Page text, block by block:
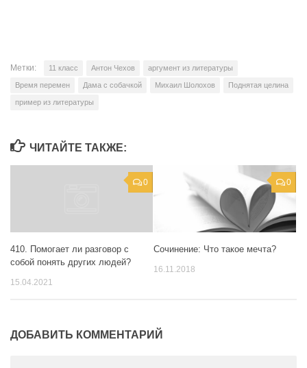
Метки: 11 класс Антон Чехов аргумент из литературы
Время перемен Дама с собачкой Михаил Шолохов Поднятая целина
пример из литературы
ЧИТАЙТЕ ТАКЖЕ:
0
410. Помогает ли разговор с
собой понять других людей?
15.04.2021
0
Сочинение: Что такое мечта?
16.11.2018
ДОБАВИТЬ КОММЕНТАРИЙ